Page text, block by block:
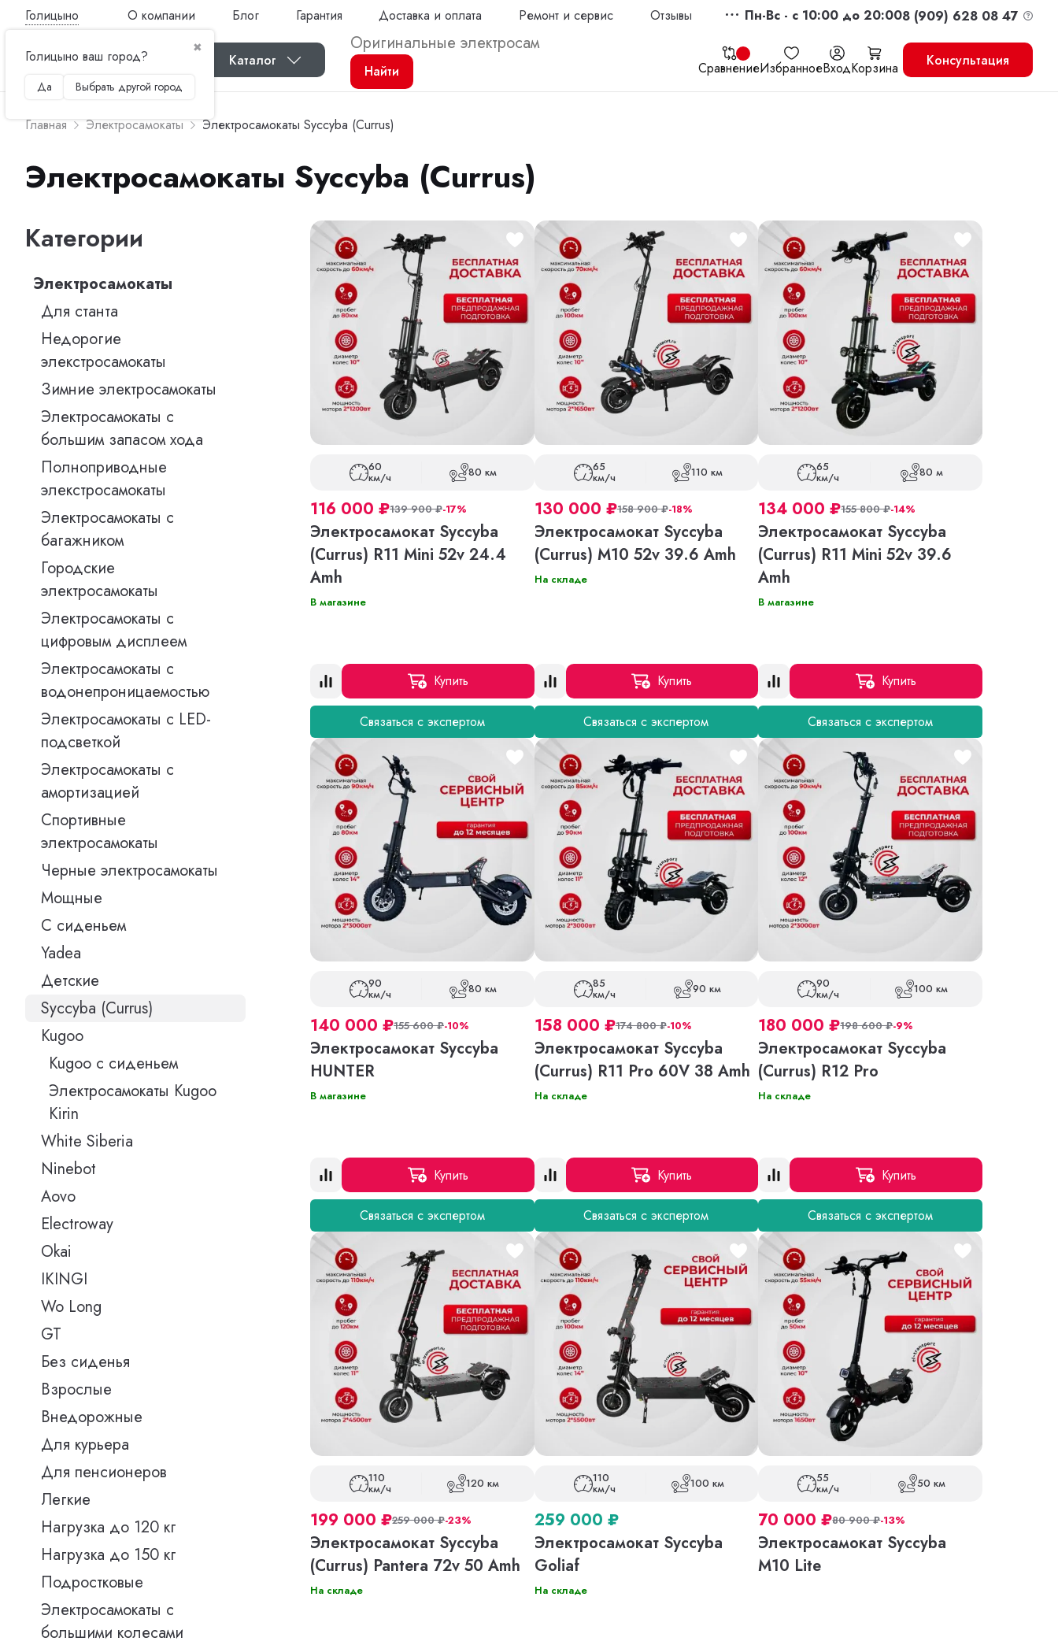
Голицыно
✖
Голицыно ваш город?
Да Выбрать другой город
О компании Блог Гарантия Доставка и оплата Ремонт и сервис Отзывы Пн-Вс - c 10:00 до 20:008 (909) 628 08 47
Каталог СравнениеИзбранноеВходКорзина
Найти
Консультация
Главная Электросамокаты Электросамокаты Syccyba (Currus)
Электросамокаты Syccyba (Currus)
Категории
Электросамокаты
Для станта
Недорогие
элекстросамокаты
Зимние электросамокаты
Электросамокаты с
большим запасом хода
Полноприводные
элекстросамокаты
Электросамокаты с
багажником
Городские
электросамокаты
Электросамокаты с
цифровым дисплеем
Электросамокаты с
водонепроницаемостью
Электросамокаты с LED-
подсветкой
Электросамокаты с
амортизацией
Спортивные
электросамокаты
Черные электросамокаты
Мощные
С сиденьем
Yadea
Детские
Syccyba (Currus)
Kugoo
Kugoo с сиденьем
Электросамокаты Kugoo
Kirin
White Siberia
Ninebot
Aovo
Electroway
Okai
IKINGI
Wo Long
GT
Без сиденья
Взрослые
Внедорожные
Для курьера
Для пенсионеров
Легкие
Нагрузка до 120 кг
Нагрузка до 150 кг
Подростковые
Электросамокаты с
большими колесами
60
км/ч 80 км
116 000 ₽139 900₽-17%
Электросамокат Syccyba
(Currus) R11 Mini 52v 24.4
Amh
В магазине
Купить
Связаться с экспертом
65
км/ч 110 км
130 000 ₽158 900₽-18%
Электросамокат Syccyba
(Currus) M10 52v 39.6 Amh
На складе
Купить
Связаться с экспертом
65
км/ч 80 м
134 000₽155 800₽-14%
Электросамокат Syccyba
(Currus) R11 Mini 52v 39.6
Amh
В магазине
Купить
Связаться с экспертом
90
км/ч 80 км
140 000 ₽155 600₽-10%
Электросамокат Syccyba
HUNTER
В магазине
Купить
Связаться с экспертом
85
км/ч 90 км
158 000 ₽174 800₽-10%
Электросамокат Syccyba
(Currus) R11 Pro 60V 38 Amh
На складе
Купить
Связаться с экспертом
90
км/ч 100 км
180 000₽198 600₽-9%
Электросамокат Syccyba
(Currus) R12 Pro
На складе
Купить
Связаться с экспертом
110
км/ч 120 км
199 000 ₽259 000₽-23%
Электросамокат Syccyba
(Currus) Pantera 72v 50 Amh
На складе
110
км/ч 100 км
259 000 ₽
Электросамокат Syccyba
Goliaf
На складе
55
км/ч 50 км
70 000₽80 900₽-13%
Электросамокат Syccyba
M10 Lite